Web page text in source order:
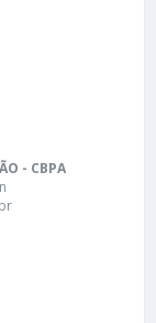
- CBPA